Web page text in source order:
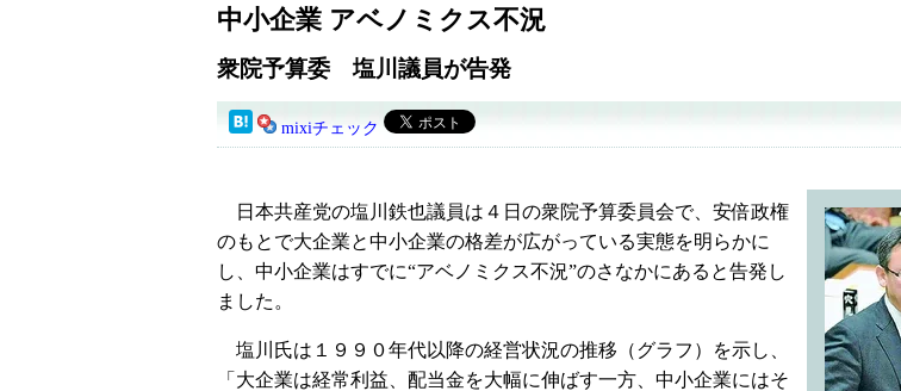
中小企業 アベノミクス不況
衆院予算委 塩川議員が告発
mixiチェック
日本共産党の塩川鉄也議員は４日の衆院予算委員会で、安倍政権
のもとで大企業と中小企業の格差が広がっている実態を明らかに
し、中小企業はすでに“アベノミクス不況”のさなかにあると告発し
ました。
塩川氏は１９９０年代以降の経営状況の推移（グラフ）を示し、
「大企業は経常利益、配当金を大幅に伸ばす一方、中小企業にはそ